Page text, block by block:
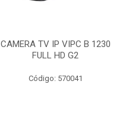
CAMERA TV IP VIPC B 1230
FULL HD G2
Código: 570041